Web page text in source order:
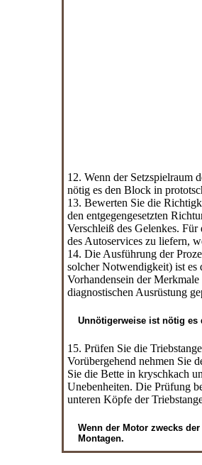
12. Wenn der Setzspielraum
nötig es den Block in
13. Bewerten Sie die
den entgegengesetzten
Verschleiß des Gelenkes.
des Autoservices zu liefern,
14. Die Ausführung der
solcher Notwendigkeit) ist es
Vorhandensein der
diagnostischen Ausrüstung
Unnötigerweise ist nötig es
15. Prüfen Sie die
Vorübergehend nehmen Sie
Sie die Bette in kryschkach
Unebenheiten. Die Prüfung
unteren Köpfe der
Wenn der Motor zwecks
Montagen.